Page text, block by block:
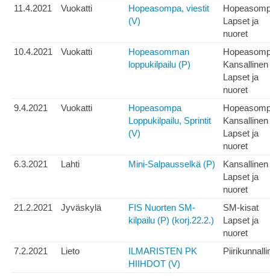
11.4.2021
Vuokatti
Hopeasompa, viestit
(V)
Lapset ja
nuoret
10.4.2021
Vuokatti
Hopeasomman
loppukilpailu (P)
Kansallinen
Lapset ja
nuoret
9.4.2021
Vuokatti
Hopeasompa
Loppukilpailu, Sprintit
(V)
Kansallinen
Lapset ja
nuoret
6.3.2021
Lahti Mini-Salpausselkä (P)
Kansallinen
Lapset ja
nuoret
21.2.2021
Jyväskylä
FIS Nuorten SM-
kilpailu (P) (korj.22.2.)
SM-kisat
Lapset ja
nuoret
7.2.2021
Lieto
ILMARISTEN PK
HIIHDOT (V)